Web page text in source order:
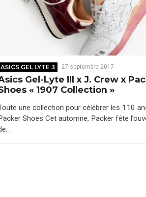
ASICS GEL LYTE 3 27 septembre 2017
Gel-Lyte III x J. Crew x
« 1907 Collection »
une collection pour célébrer les 110
Shoes Cet automne, Packer fête